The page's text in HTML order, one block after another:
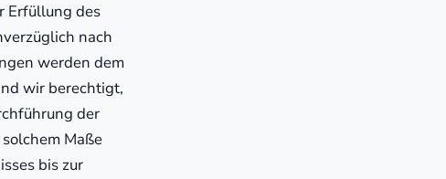
Erfüllung des
nach
werden dem
wir berechtigt,
der
Maße
bis zur